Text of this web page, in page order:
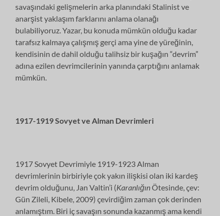
savaşındaki gelişmelerin arka planındaki Stalinist ve
anarşist yaklaşım farklarını anlama olanağı
bulabiliyoruz. Yazar, bu konuda mümkün olduğu kadar
tarafsız kalmaya çalışmış gerçi ama yine de yüreğinin,
kendisinin de dahil olduğu talihsiz bir kuşağın “devrim”
adına ezilen devrimcilerinin yanında çarptığını anlamak
mümkün.
1917-1919 Sovyet ve Alman Devrimleri
1917 Sovyet Devrimiyle 1919-1923 Alman
devrimlerinin birbiriyle çok yakın ilişkisi olan iki kardeş
devrim olduğunu, Jan Valtin’i (KaranlığınÖtesinde, çev:
Gün Zileli, Kibele, 2009) çevirdiğim zaman çok derinden
anlamıştım. Biri iç savaşın sonunda kazanmış ama kendi